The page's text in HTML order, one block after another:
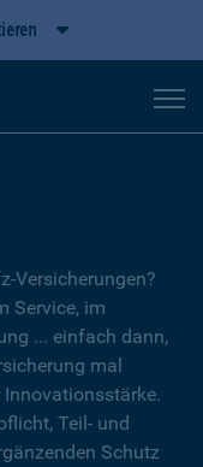
Versicherungen?
Service, im
... einfach dann,
mal
Teil- und
Schutz